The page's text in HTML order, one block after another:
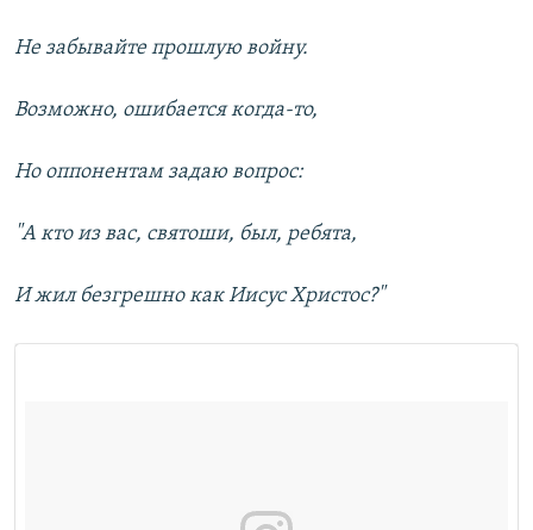
Не забывайте прошлую войну.
Возможно, ошибается когда-то,
Но оппонентам задаю вопрос:
"А кто из вас, святоши, был, ребята,
И жил безгрешно как Иисус Христос?"